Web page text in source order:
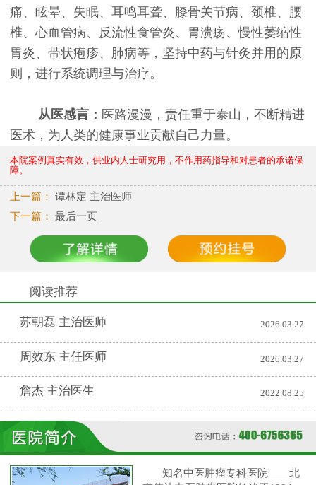
痛、眩晕、失眠、耳鸣耳聋、膝骨关节病、颈椎、腰
椎、心血管病、反流性食管炎、胃溃疡、慢性萎缩性
胃炎、带状疱疹、肺病等，坚持中药与针灸并用的原
则，进行系统调理与治疗。
从医感言： 医路漫漫，责任重于泰山，不断精进
医术，为人类的健康事业贡献自己力量。
本院案例真实有效，供业内人士研究用，不作用药指导和对患者的承诺保
障。
上一篇： 谭林定 主治医师
下一篇： 最后一页
阅读推荐
2026.03.27
苏朝磊 主治医师
2026.03.27
周效东 主任医师
2022.08.25
詹杰 主治医生
知名中医肿瘤专科医院——北